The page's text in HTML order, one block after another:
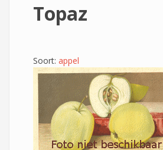
Topaz
Soort: appel